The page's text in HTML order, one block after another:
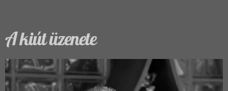
A kiút üzenete